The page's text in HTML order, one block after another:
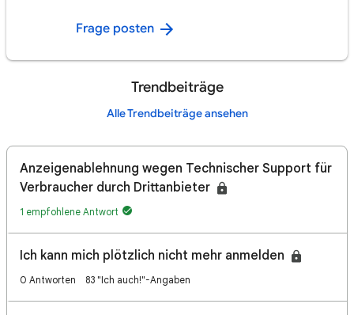
Frage posten
Trendbeiträge
Alle Trendbeiträge ansehen
Anzeigenablehnung wegen Technischer Support für
Verbraucher durch Drittanbieter
1 empfohlene Antwort
Ich kann mich plötzlich nicht mehr anmelden
0 Antworten 83 "Ich auch!"-Angaben